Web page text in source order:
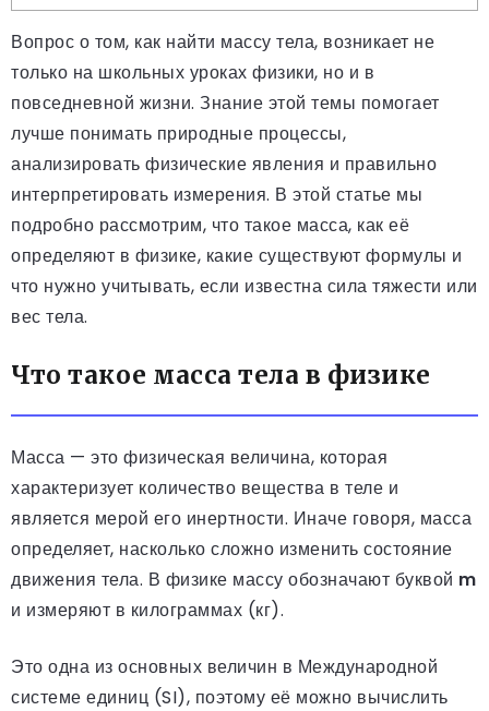
Вопрос о том, как найти массу тела, возникает не
только на школьных уроках физики, но и в
повседневной жизни. Знание этой темы помогает
лучше понимать природные процессы,
анализировать физические явления и правильно
интерпретировать измерения. В этой статье мы
подробно рассмотрим, что такое масса, как её
определяют в физике, какие существуют формулы и
что нужно учитывать, если известна сила тяжести или
вес тела.
Что такое масса тела в физике
Масса — это физическая величина, которая
характеризует количество вещества в теле и
является мерой его инертности. Иначе говоря, масса
определяет, насколько сложно изменить состояние
движения тела. В физике массу обозначают буквой m
и измеряют в килограммах (кг).
Это одна из основных величин в Международной
системе единиц (SI), поэтому её можно вычислить